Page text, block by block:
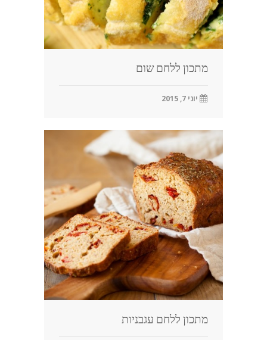
מתכון ללחם שום
יוני 7, 2015
מתכון ללחם עגבניות